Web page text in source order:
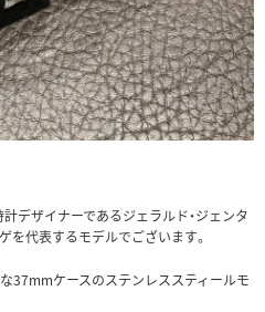
デザイナーであるジェラルド・ジェンタ
を代表するモデルでございます。
37mmケースのステンレススティールモ